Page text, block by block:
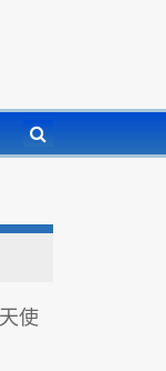
使